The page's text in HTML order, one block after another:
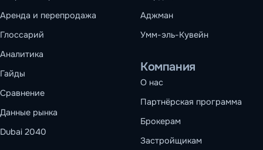
Аренда и перепродажа
Глоссарий
Аналитика
Гайды
Сравнение
Данные рынка
Dubai 2040
Аджман
Умм-эль-Кувейн
Компания
О нас
Партнёрская программа
Брокерам
Застройщикам